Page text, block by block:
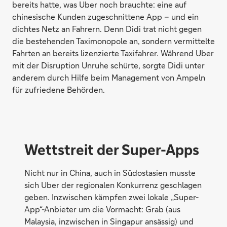
bereits hatte, was Uber noch brauchte: eine auf
chinesische Kunden zugeschnittene App – und ein
dichtes Netz an Fahrern. Denn Didi trat nicht gegen
die bestehenden Taximonopole an, sondern vermittelte
Fahrten an bereits lizenzierte Taxifahrer. Während Uber
mit der Disruption Unruhe schürte, sorgte Didi unter
anderem durch Hilfe beim Management von Ampeln
für zufriedene Behörden.
Wettstreit der Super-Apps
Nicht nur in China, auch in Südostasien musste
sich Uber der regionalen Konkurrenz geschlagen
geben. Inzwischen kämpfen zwei lokale „Super-
App“-Anbieter um die Vormacht: Grab (aus
Malaysia, inzwischen in Singapur ansässig) und